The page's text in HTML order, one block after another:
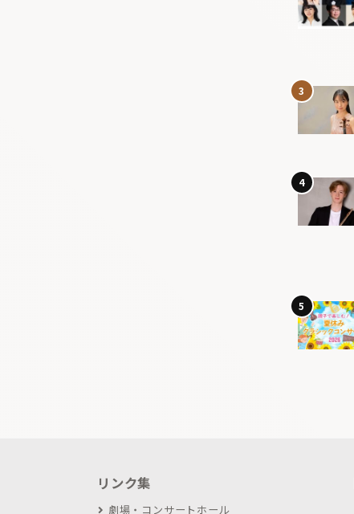
リンク集
劇場・コンサートホール